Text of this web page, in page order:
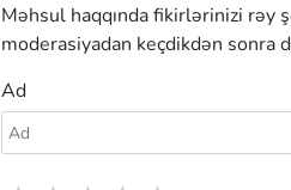
Məhsul haqqında fikirlərinizi rəy
moderasiyadan keçdikdən sonra
Ad